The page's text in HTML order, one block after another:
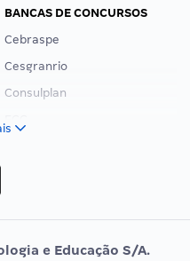
BANCAS DE CONCURSOS
Cebraspe
Cesgranrio
Consulplan
Vunespe Educação S/A.